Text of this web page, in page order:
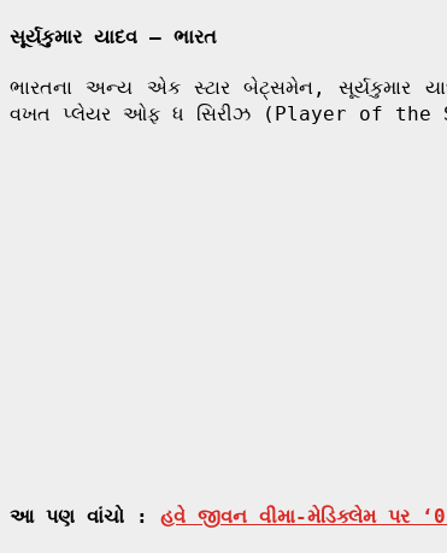
સૂર્યકુમાર યાદવ – ભારત
ભારતના અન્ય એક સ્ટાર બેટ્સમેન, સૂર્યકુમાર
વખત પ્લેયર ઓફ ધ સિરીઝ (Player of the
આ પણ વાંચો : હવે જીવન વીમા-મેડિક્લેમ પર